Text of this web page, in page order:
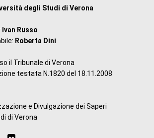
degli Studi di Verona
Ivan Russo
Roberta Dini
il Tribunale di Verona
testata N.1820 del 18.11.2008
e Divulgazione dei Saperi
di Verona